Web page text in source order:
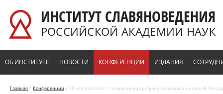
ИНСТИТУТ СЛАВЯНОВЕДЕНИЯ
РОССИЙСКОЙ АКАДЕМИИ НАУК
ОБ ИНСТИТУТЕ НОВОСТИ КОНФЕРЕНЦИИ ИЗДАНИЯ
Главная / Конференции / 18 апреля 2023 г. Стогодишњица рођења академика Никите И.